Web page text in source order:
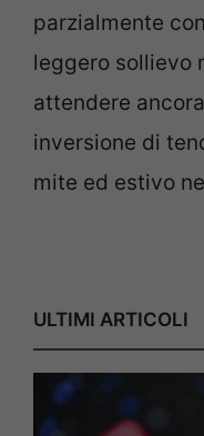
parzialmente
leggero sollievo
attendere
inversione di
mite ed estivo
ULTIMI ARTICOLI